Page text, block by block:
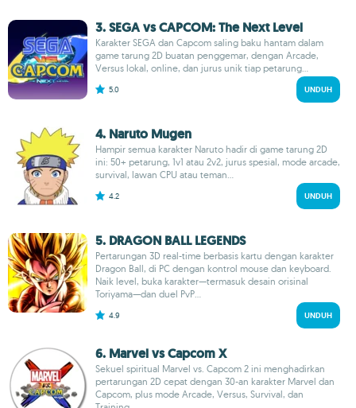
3. SEGA vs CAPCOM: The Next Level
Karakter SEGA dan Capcom saling baku hantam dalam
game tarung 2D buatan penggemar, dengan Arcade,
Versus lokal, online, dan jurus unik tiap petarung...
5.0 UNDUH
4. Naruto Mugen
Hampir semua karakter Naruto hadir di game tarung 2D
ini: 50+ petarung, 1v1 atau 2v2, jurus spesial, mode arcade,
survival, lawan CPU atau teman...
4.2 UNDUH
5. DRAGON BALL LEGENDS
Pertarungan 3D real-time berbasis kartu dengan karakter
Dragon Ball, di PC dengan kontrol mouse dan keyboard.
Naik level, buka karakter—termasuk desain orisinal
Toriyama—dan duel PvP...
4.9 UNDUH
6. Marvel vs Capcom X
Sekuel spiritual Marvel vs. Capcom 2 ini menghadirkan
pertarungan 2D cepat dengan 30-an karakter Marvel dan
Capcom, plus mode Arcade, Versus, Survival, dan